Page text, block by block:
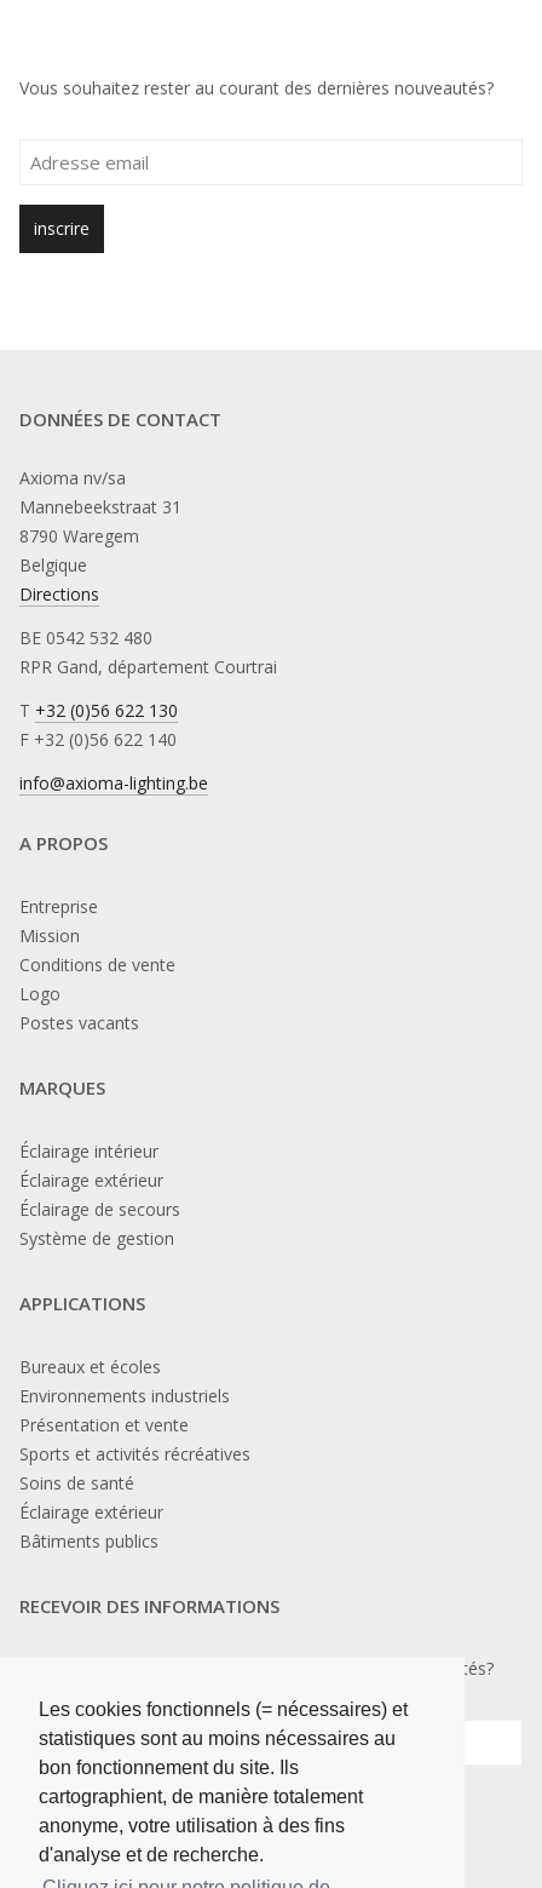
Les cookies fonctionnels (= nécessaires) et
statistiques sont au moins nécessaires au
bon fonctionnement du site. Ils
cartographient, de manière totalement
anonyme, votre utilisation à des fins
d'analyse et de recherche.
Vous souhaitez rester au courant des dernières nouveautés?
this
blank
inscrire
DONNÉES DE CONTACT
Axioma nv/sa
Mannebeekstraat 31
8790 Waregem
Belgique
Directions
BE 0542 532 480
RPR Gand, département Courtrai
T +32 (0)56 622 130
F +32 (0)56 622 140
info@axioma-lighting.be
A PROPOS
Entreprise
Mission
Conditions de vente
Logo
Postes vacants
MARQUES
Éclairage intérieur
Éclairage extérieur
Éclairage de secours
Système de gestion
APPLICATIONS
Bureaux et écoles
Environnements industriels
Présentation et vente
Sports et activités récréatives
Soins de santé
Éclairage extérieur
Bâtiments publics
RECEVOIR DES INFORMATIONS
Vous souhaitez rester au courant des dernières nouveautés?
Leave
this
field
blank
inscrire